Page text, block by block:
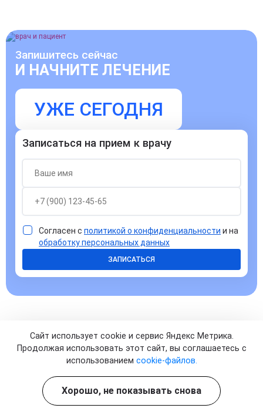
Запишитесь сейчас
И НАЧНИТЕ ЛЕЧЕНИЕ
УЖЕ СЕГОДНЯ
Записаться на прием к врачу
Согласен с политикой о конфиденциальности и на
обработку персональных данных
ЗАПИСАТЬСЯ
Ответы на часто задаваемые
Сайт использует cookie и сервис Яндекс Метрика.
Продолжая использовать этот сайт, вы соглашаетесь с
использованием cookie-файлов.
Хорошо, не показывать снова